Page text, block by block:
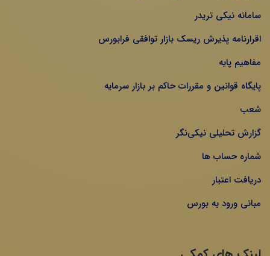
سامانه نیکی تریدر
اقرارنامه پذیرش ریسک بازار توافقی فرابورس
مفاهیم پایه
پایگاه قوانین و مقررات حاکم بر بازار سرمایه
شعب
گزارش تحلیلی نیکی‌نگر
شماره حساب ها
دریافت اعتبار
مبانی ورود به بورس